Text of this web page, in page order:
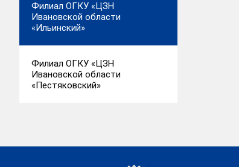
Филиал ОГКУ «ЦЗН
Ивановской области
«Ильинский»
Филиал ОГКУ «ЦЗН
Ивановской области
«Пестяковский»